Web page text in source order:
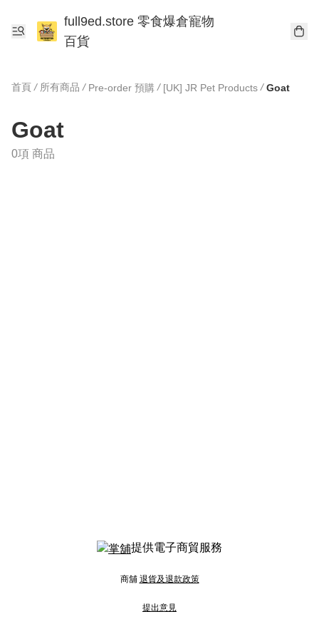
full9ed.store 零食爆倉寵物
百貨
首頁 / 所有商品 / Pre-order 預購 / [UK] JR Pet Products / Goat
Goat
0項 商品
提供電子商貿服務
商舖 退貨及退款政策
提出意見